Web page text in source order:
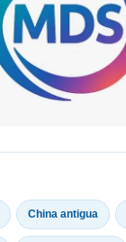
China antigua